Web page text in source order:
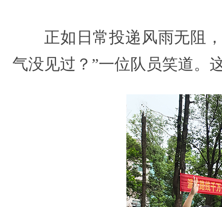
正如日常投递风雨无阻
气没见过？”一位队员笑道。